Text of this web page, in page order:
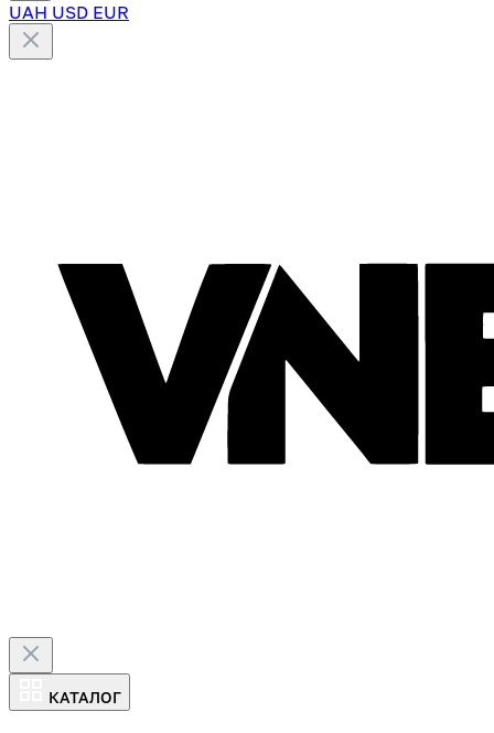
UAH USD EUR
КАТАЛОГ